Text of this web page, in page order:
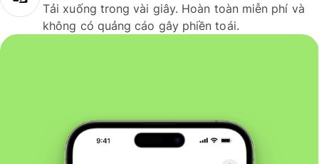
Tải xuống trong vài giây. Hoàn toàn miễn phí và
không có quảng cáo gây phiền toái.